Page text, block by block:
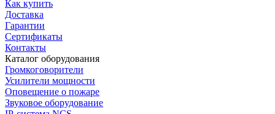
Как купить
Доставка
Гарантии
Сертификаты
Контакты
Каталог оборудования
Громкоговорители
Усилители мощности
Оповещение о пожаре
Звуковое оборудование